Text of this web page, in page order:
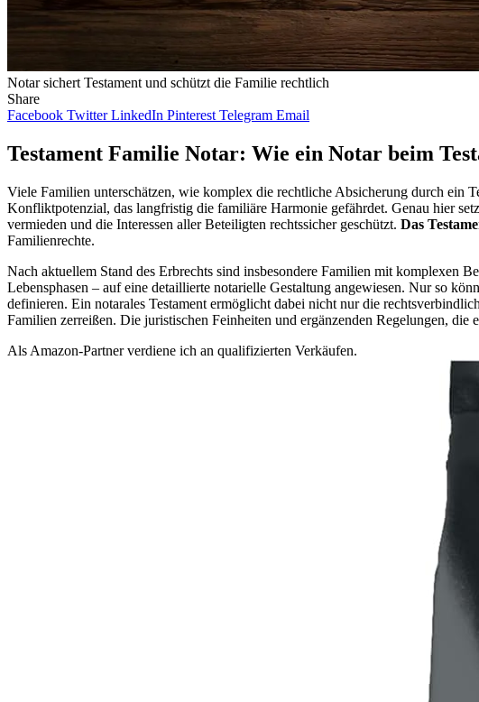
Notar sichert Testament und schützt die Familie rechtlich
Share
Facebook Twitter LinkedIn Pinterest Telegram Email
Testament Familie Notar: Wie ein Notar beim
Viele Familien unterschätzen, wie komplex die rechtliche Absicherung durch ein
Konfliktpotenzial, das langfristig die familiäre Harmonie gefährdet. Genau hier
vermieden und die Interessen aller Beteiligten rechtssicher geschützt. Das
Familienrechte.
Nach aktuellem Stand des Erbrechts sind insbesondere Familien mit komplexen
Lebensphasen – auf eine detaillierte notarielle Gestaltung angewiesen. Nur so
definieren. Ein notarales Testament ermöglicht dabei nicht nur die
Familien zerreißen. Die juristischen Feinheiten und ergänzenden Regelungen,
Als Amazon-Partner verdiene ich an qualifizierten Verkäufen.